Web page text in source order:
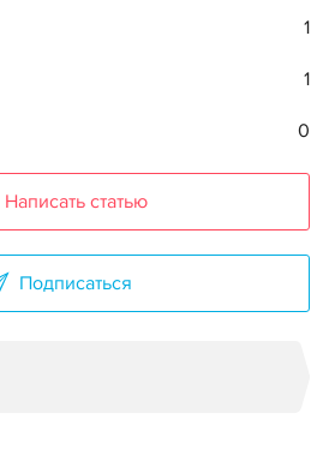
1
1
0
Написать статью
Подписаться